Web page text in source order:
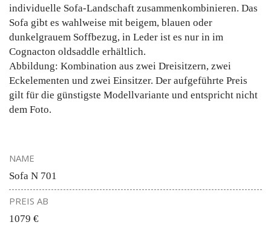
individuelle Sofa-Landschaft zusammenkombinieren. Das
Sofa gibt es wahlweise mit beigem, blauen oder
dunkelgrauem Soffbezug, in Leder ist es nur in im
Cognacton oldsaddle erhältlich.
Abbildung: Kombination aus zwei Dreisitzern, zwei
Eckelementen und zwei Einsitzer. Der aufgeführte Preis
gilt für die günstigste Modellvariante und entspricht nicht
dem Foto.
NAME
Sofa N 701
PREIS AB
1079 €